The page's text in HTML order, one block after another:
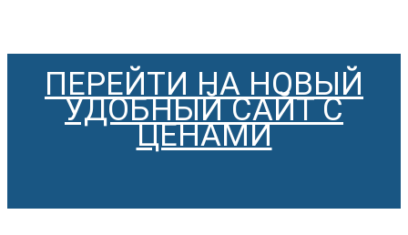
ПЕРЕЙТИ НА НОВЫЙ
УДОБНЫЙ САЙТ С
ЦЕНАМИ